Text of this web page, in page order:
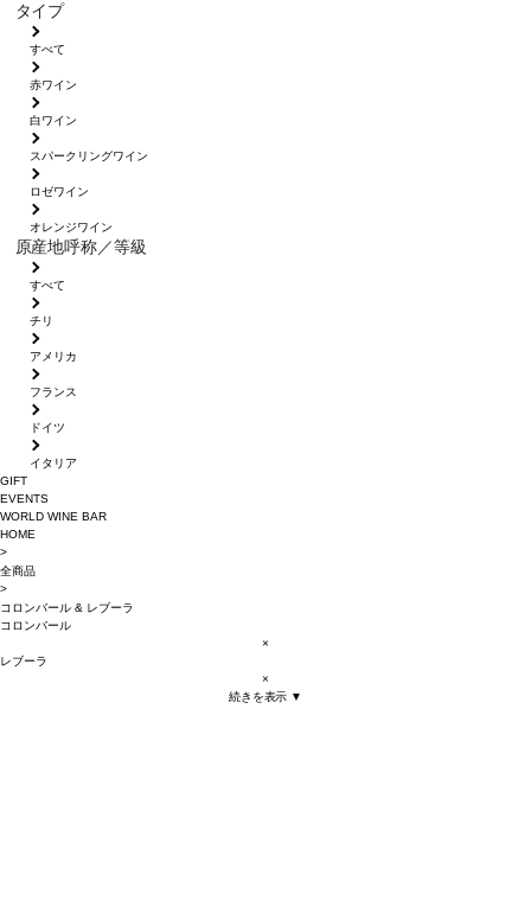
タイプ
すべて
赤ワイン
白ワイン
スパークリングワイン
ロゼワイン
オレンジワイン
原産地呼称／等級
すべて
チリ
アメリカ
フランス
ドイツ
イタリア
GIFT
EVENTS
WORLD WINE BAR
HOME
>
全商品
>
コロンバール& レブーラ
コロンバール
×
レブーラ
×
続きを表示 ▼